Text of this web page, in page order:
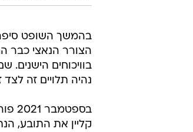
בהמשך השופט סיפר
הצורר הנאצי כבר
בוויכוחים הישנים.
נהיה תלויים זה לצד
קליין את התובע,